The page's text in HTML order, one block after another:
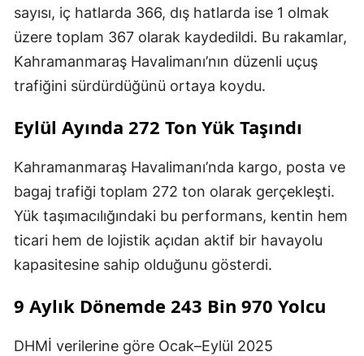
sayısı, iç hatlarda 366, dış hatlarda ise 1 olmak
üzere toplam 367 olarak kaydedildi. Bu rakamlar,
Kahramanmaraş Havalimanı’nın düzenli uçuş
trafiğini sürdürdüğünü ortaya koydu.
Eylül Ayında 272 Ton Yük Taşındı
Kahramanmaraş Havalimanı’nda kargo, posta ve
bagaj trafiği toplam 272 ton olarak gerçekleşti.
Yük taşımacılığındaki bu performans, kentin hem
ticari hem de lojistik açıdan aktif bir havayolu
kapasitesine sahip olduğunu gösterdi.
9 Aylık Dönemde 243 Bin 970 Yolcu
DHMİ verilerine göre Ocak–Eylül 2025